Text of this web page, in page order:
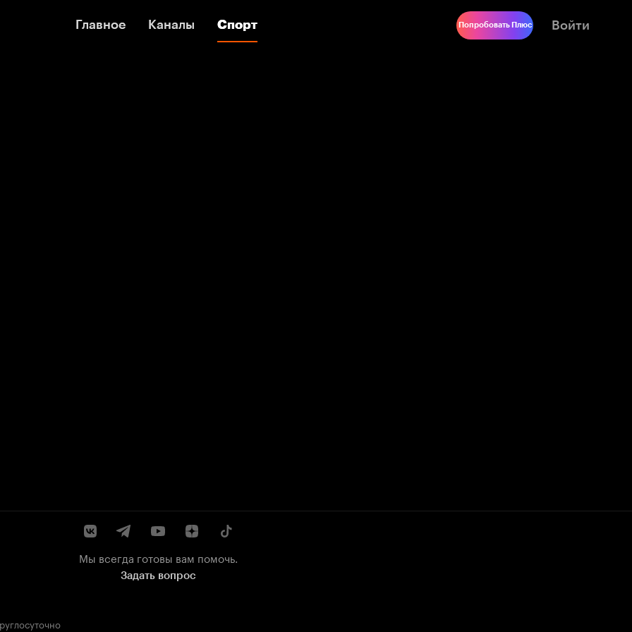
Главное Каналы Спорт
Главное Каналы Спорт Попробовать Плюс Войти
Мы всегда готовы вам помочь.
Задать вопрос